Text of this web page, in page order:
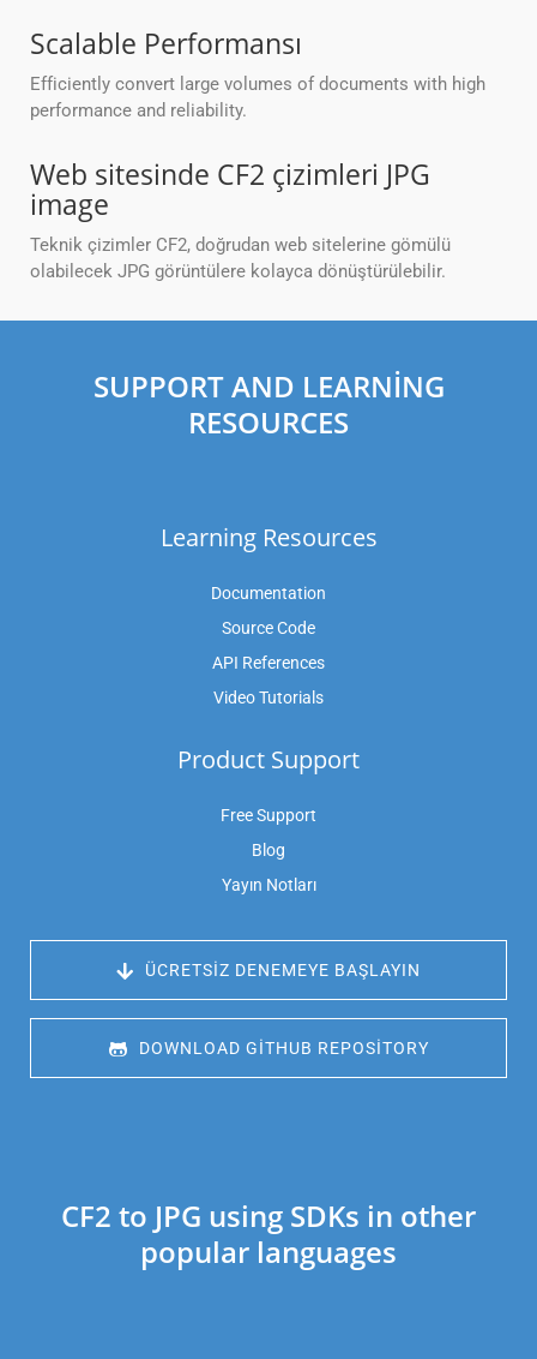
Scalable Performansı
Efficiently convert large volumes of documents with high
performance and reliability.
Web sitesinde CF2 çizimleri JPG
image
Teknik çizimler CF2, doğrudan web sitelerine gömülü
olabilecek JPG görüntülere kolayca dönüştürülebilir.
SUPPORT AND LEARNING
RESOURCES
Learning Resources
Documentation
Source Code
API References
Video Tutorials
Product Support
Free Support
Blog
Yayın Notları
ÜCRETSIZ DENEMEYE BAŞLAYIN
DOWNLOAD GITHUB REPOSITORY
CF2 to JPG using SDKs in other
popular languages